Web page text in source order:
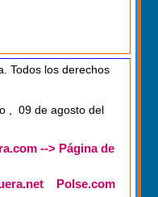
Todos los derechos
, 09 de agosto del
--> Página de
Polse.com